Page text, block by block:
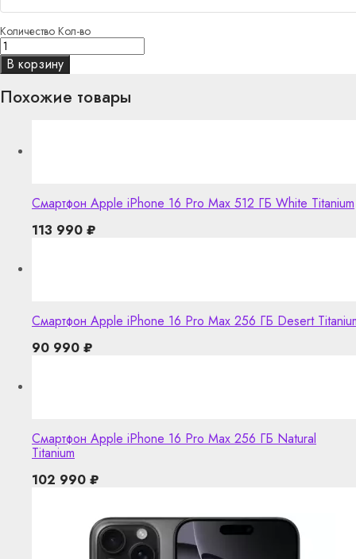
Количество Кол-во
В корзину
Похожие товары
Смартфон Apple iPhone 16 Pro Max 512 ГБ White Titanium
113 990 ₽
Смартфон Apple iPhone 16 Pro Max 256 ГБ Desert
90 990 ₽
Смартфон Apple iPhone 16 Pro Max 256 ГБ Natural
Titanium
102 990 ₽